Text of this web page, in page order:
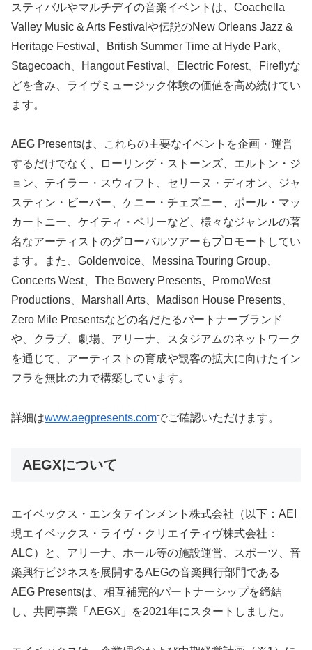
スティバルやマルチデイの音楽イベントは、Coachella
Valley Music & Arts Festivalや伝説のNew Orleans Jazz &
Heritage Festival、British Summer Time at Hyde Park、
Stagecoach、Hangout Festival、Electric Forest、Fireflyな
どを含み、ライヴミュージック体験の価値を高め続けてい
ます。
AEG Presentsは、これらの主要なイベントを企画・運営
するだけでなく、ローリング・ストーンズ、エルトン・ジ
ョン、テイラー・スウィフト、セリーヌ・ディオン、ジャ
スティン・ビーバー、ケニー・チェズニー、ポール・マッ
カートニー、ケイティ・ペリーなど、様々なジャンルの著
名なアーティストのグローバルツアーもプロモートしてい
ます。また、Goldenvoice、Messina Touring Group、
Concerts West、The Bowery Presents、PromoWest
Productions、Marshall Arts、Madison House Presents、
Zero Mile Presentsなどの名だたるパートナーブランド
や、クラブ、劇場、アリーナ、スタジアムのネットワーク
を通じて、アーティストの育成や観客の拡大に向けたイン
フラを無比の力で構築しています。
詳細はwww.aegpresents.comでご確認いただけます。
AEGXについて
エイベックス・エンタテインメント株式会社（以下：AEI
現エイベックス・ライヴ・クリエイティヴ株式会社：
ALC）と、アリーナ、ホール等の施設運営、スポーツ、音
楽興行ビジネスを展開するAEGの音楽興行部門である
AEG Presentsは、相互補完的パートナーシップを締結
し、共同事業「AEGX」を2021年にスタートしました。